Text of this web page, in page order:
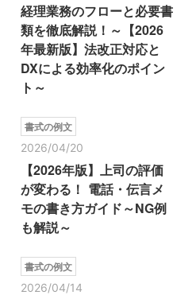
経理業務のフローと必要書
類を徹底解説！～【2026
年最新版】法改正対応と
DXによる効率化のポイン
ト～
書式の例文
2026/04/20
【2026年版】上司の評価
が変わる！ 電話・伝言メ
モの書き方ガイド～NG例
も解説～
書式の例文
2026/04/14